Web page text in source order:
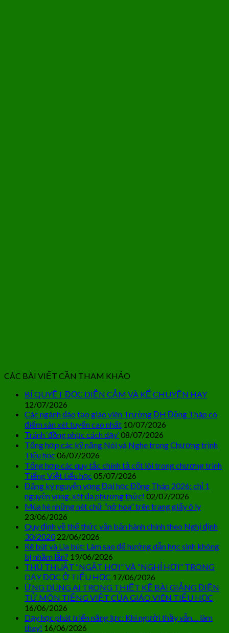
CÁC BÀI VIẾT CẦN THAM KHẢO
BÍ QUYẾT ĐỌC DIỄN CẢM VÀ KỂ CHUYỆN HAY
12/07/2026
Các ngành đào tạo giáo viên Trường ĐH Đồng Tháp có
điểm sàn xét tuyển cao nhất 10/07/2026
Tránh ‘đồng phục cách dạy’08/07/2026
Tổng hợp các kỹ năng Nói và Nghe trong Chương trình
Tiểu học 06/07/2026
Tổng hợp các quy tắc chính tả cốt lõi trong chương trình
Tiếng Việt tiểu học 05/07/2026
Đăng ký nguyện vọng Đại học Đồng Tháp 2026: chỉ 1
nguyện vọng, xét đa phương thức! 02/07/2026
Mùa hè những nét chữ “nở hoa” trên trang giấy ô ly
23/06/2026
Quy định về thể thức văn bản hành chính theo Nghị định
30/2020 22/06/2026
Rê bút và Lia bút: Làm sao để hướng dẫn học sinh không
bị nhầm lẫn? 19/06/2026
THỦ THUẬT “NGẮT HƠI” VÀ “NGHỈ HƠI” TRONG
DẠY ĐỌC Ở TIỂU HỌC 17/06/2026
ỨNG DỤNG AI TRONG THIẾT KẾ BÀI GIẢNG ĐIỆN
TỬ MÔN TIẾNG VIỆT CỦA GIÁO VIÊN TIỂU HỌC
16/06/2026
Dạy học phát triển năng lực: Khi người thầy vẫn… làm
thay! 16/06/2026